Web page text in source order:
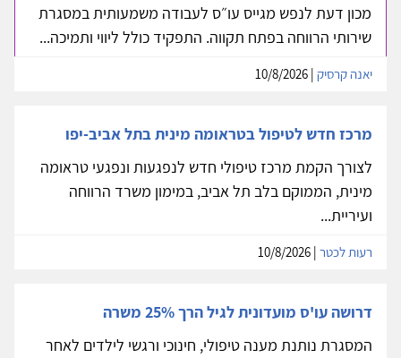
מכון דעת לנפש מגייס עו״ס לעבודה משמעותית במסגרת
שירותי הרווחה בפתח תקווה. התפקיד כולל ליווי ותמיכה...
יאנה קרסיק
מרכז חדש לטיפול בטראומה מינית בתל אביב-יפו
לצורך הקמת מרכז טיפולי חדש לנפגעות ונפגעי טראומה
מינית, הממוקם בלב תל אביב, במימון משרד הרווחה
ועיריית...
רעות לכטר
דרושה עו'ס מועדונית לגיל הרך 25% משרה
המסגרת נותנת מענה טיפולי, חינוכי ורגשי לילדים לאחר